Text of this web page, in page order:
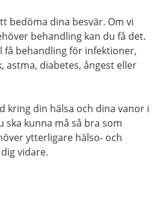
bedöma dina besvär. Om vi
behandling kan du få det.
få behandling för infektioner,
astma, diabetes, ångest eller
kring din hälsa och dina vanor i
ska kunna må så bra som
ytterligare hälso- och
vidare.